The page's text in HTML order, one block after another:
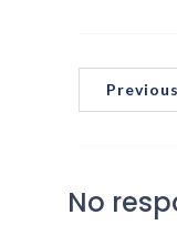
Previous
No